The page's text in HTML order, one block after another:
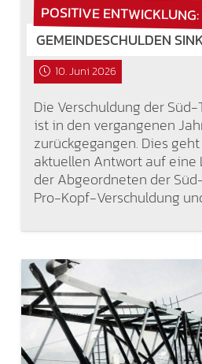
POSITIVE ENTWICKLUNG:
GEMEINDESCHULDEN
10. Juni 2026
Die Verschuldung der
ist in den vergangenen
zurückgegangen. Dies
aktuellen Antwort auf eine
der Abgeordneten der
Pro-Kopf-Verschuldung